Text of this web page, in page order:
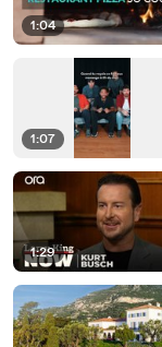
1:04
1:07
1:29